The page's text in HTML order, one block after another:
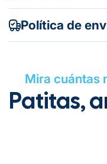
Política de
Gratuito en todos
Mira cuántas
Patitas,